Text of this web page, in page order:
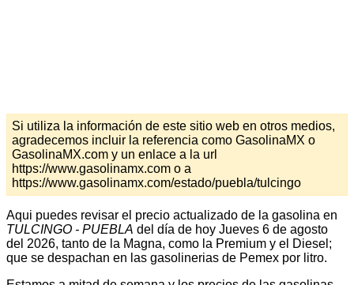
Si utiliza la información de este sitio web en otros medios,
agradecemos incluir la referencia como GasolinaMX o
GasolinaMX.com y un enlace a la url
https://www.gasolinamx.com o a
https://www.gasolinamx.com/estado/puebla/tulcingo
Aqui puedes revisar el precio actualizado de la gasolina en
TULCINGO - PUEBLA del día de hoy Jueves 6 de agosto
del 2026, tanto de la Magna, como la Premium y el Diesel;
que se despachan en las gasolinerias de Pemex por litro.